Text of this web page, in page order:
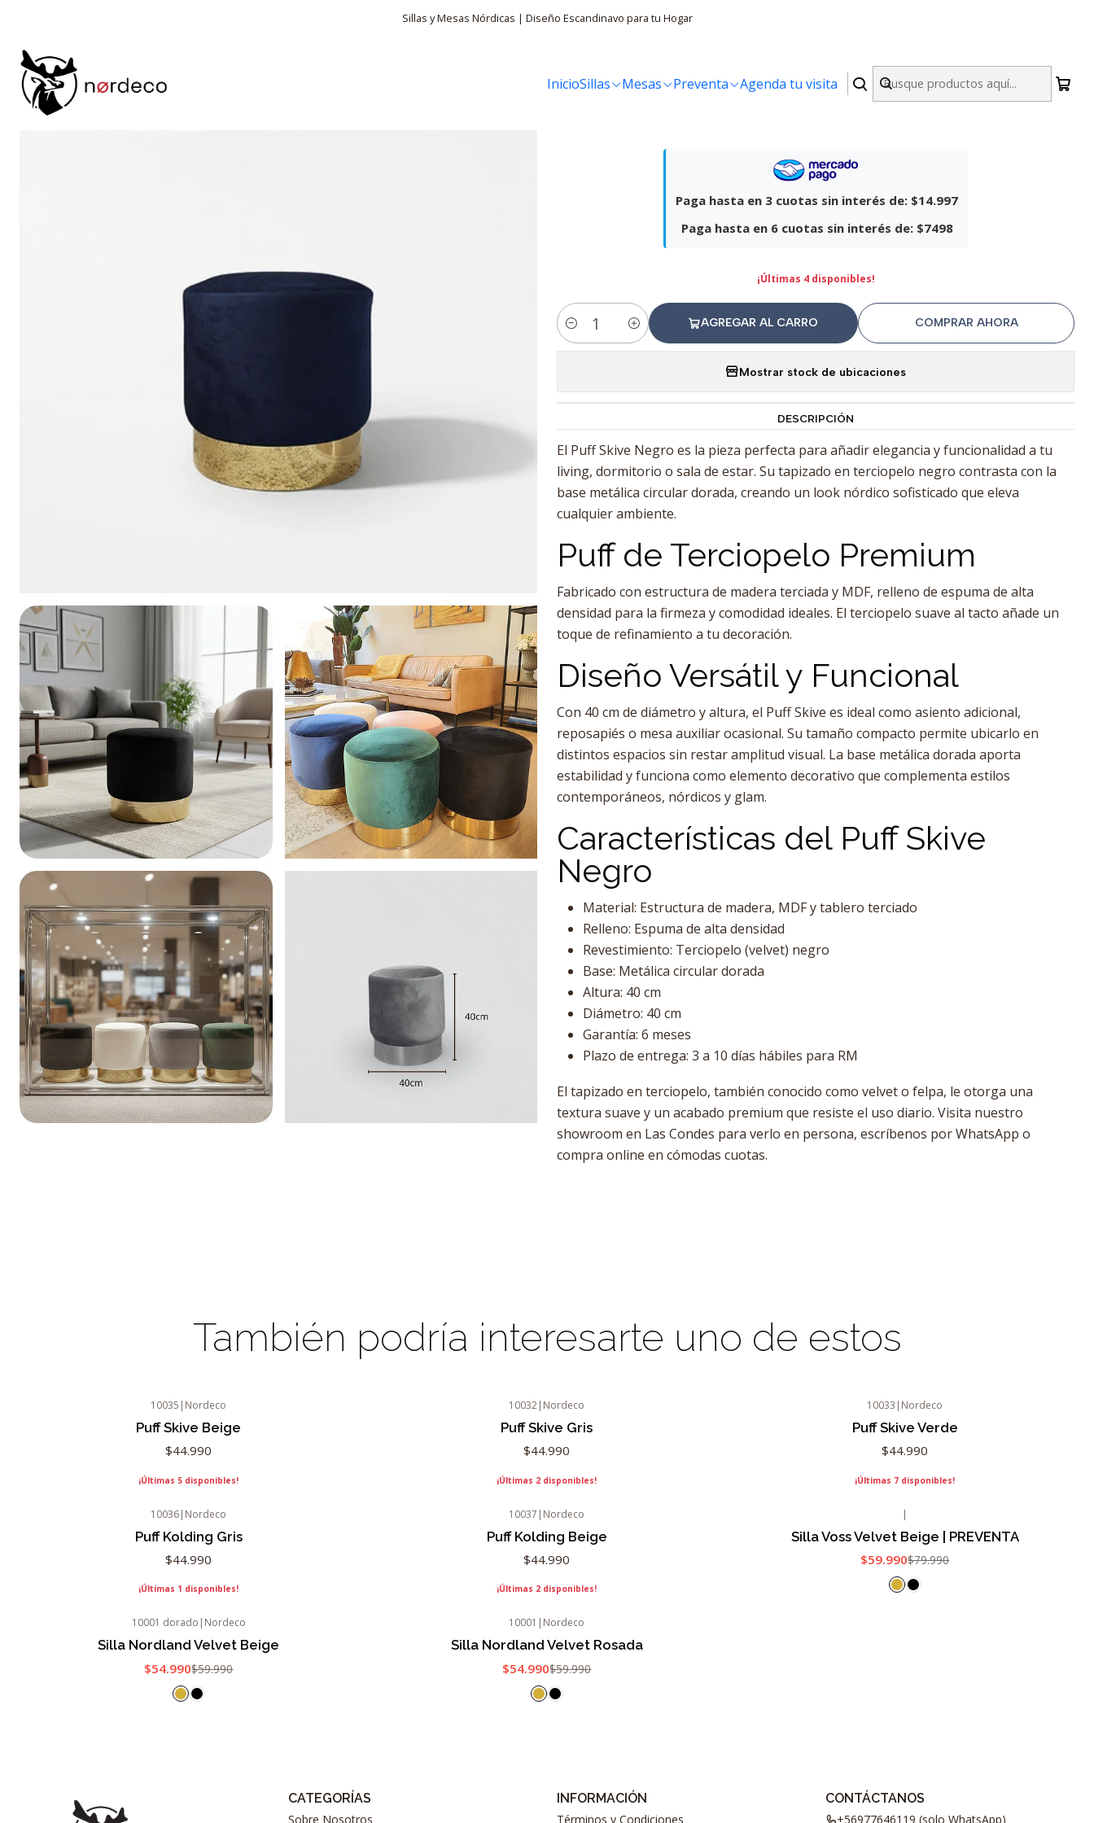
InicioSillas Mesas Preventa Agenda tu visita
Sillas y Mesas Nórdicas | Diseño Escandinavo para tu Hogar
|
Puff Skive Negro
Paga hasta en 3 cuotas sin interés de: $14.997
Paga hasta en 6 cuotas sin interés de: $7498
¡Últimas 4 disponibles!
Cantidad
AGREGAR AL CARRO COMPRAR AHORA
Mostrar stock de ubicaciones
DESCRIPCIÓN
El Puff Skive Negro es la pieza perfecta para añadir elegancia y funcionalidad a tu
living, dormitorio o sala de estar. Su tapizado en terciopelo negro contrasta con la
base metálica circular dorada, creando un look nórdico sofisticado que eleva
cualquier ambiente.
Puff de Terciopelo Premium
Fabricado con estructura de madera terciada y MDF, relleno de espuma de alta
densidad para la firmeza y comodidad ideales. El terciopelo suave al tacto añade un
toque de refinamiento a tu decoración.
Diseño Versátil y Funcional
Con 40 cm de diámetro y altura, el Puff Skive es ideal como asiento adicional,
reposapiés o mesa auxiliar ocasional. Su tamaño compacto permite ubicarlo en
distintos espacios sin restar amplitud visual. La base metálica dorada aporta
estabilidad y funciona como elemento decorativo que complementa estilos
contemporáneos, nórdicos y glam.
Características del Puff Skive
Negro
Material: Estructura de madera, MDF y tablero terciado
Relleno: Espuma de alta densidad
Revestimiento: Terciopelo (velvet) negro
Base: Metálica circular dorada
Altura: 40 cm
Diámetro: 40 cm
Garantía: 6 meses
Plazo de entrega: 3 a 10 días hábiles para RM
El tapizado en terciopelo, también conocido como velvet o felpa, le otorga una
textura suave y un acabado premium que resiste el uso diario. Visita nuestro
showroom en Las Condes para verlo en persona, escríbenos por WhatsApp o
compra online en cómodas cuotas.
También podría interesarte uno de estos
10035 | Nordeco
Puff Skive Beige
$44.990
¡Últimas 5 disponibles!
10032| Nordeco
Puff Skive Gris
$44.990
¡Últimas 2 disponibles!
10033 | Nordeco
Puff Skive Verde
$44.990
¡Últimas 7 disponibles!
10036| Nordeco
Puff Kolding Gris
$44.990
¡Últimas 1 disponibles!
10037 | Nordeco
Puff Kolding Beige
$44.990
¡Últimas 2 disponibles!
|
Silla Voss Velvet Beige | PREVENTA
$59.990$79.990
10001 dorado | Nordeco
Silla Nordland Velvet Beige
$54.990$59.990
10001 | Nordeco
Silla Nordland Velvet Rosada
$54.990$59.990
CATEGORÍAS
Sobre Nosotros
INFORMACIÓN
Términos y Condiciones
CONTÁCTANOS
+56977646119 (solo WhatsApp)